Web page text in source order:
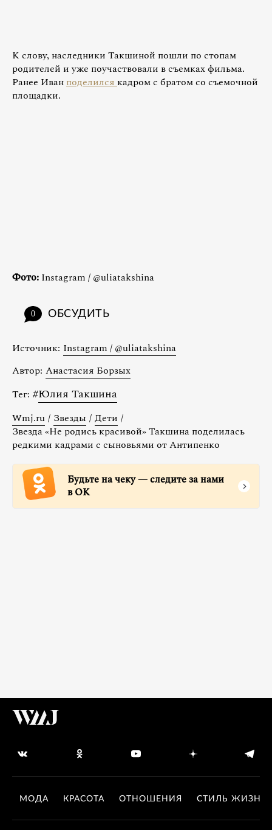
К слову, наследники Такшиной пошли по стопам
родителей и уже поучаствовали в съемках фильма.
Ранее Иван поделился кадром с братом со съемочной
площадки.
Фото: Instagram / @uliatakshina
0 ОБСУДИТЬ
Источник: Instagram / @uliatakshina
Автор: Анастасия Борзых
Тег: #Юлия Такшина
Wmj.ru / Звезды / Дети /
Звезда «Не родись красивой» Такшина поделилась
редкими кадрами с сыновьями от Антипенко
Будьте на чеку — следите за нами
в ОК
МОДА КРАСОТА ОТНОШЕНИЯ СТИЛЬ ЖИЗНИ